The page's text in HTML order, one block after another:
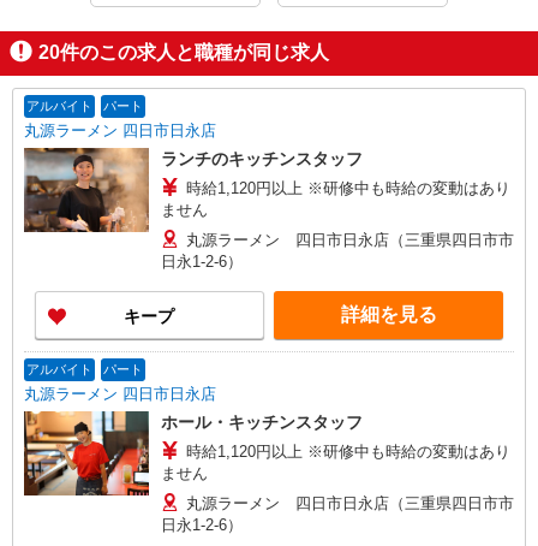
20件のこの求人と職種が同じ求人
アルバイト パート
丸源ラーメン 四日市日永店
ランチのキッチンスタッフ
時給1,120円以上 ※研修中も時給の変動はあり
ません
丸源ラーメン 四日市日永店（三重県四日市市
日永1-2-6）
キープ 詳細を見る
アルバイト パート
丸源ラーメン 四日市日永店
ホール・キッチンスタッフ
時給1,120円以上 ※研修中も時給の変動はあり
ません
丸源ラーメン 四日市日永店（三重県四日市市
日永1-2-6）